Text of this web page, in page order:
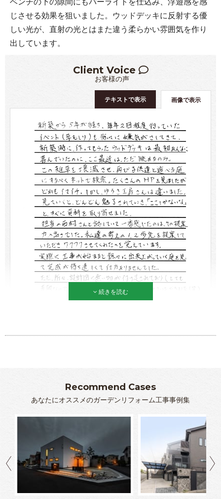
じさせる効果を狙いました。ウッドデッキに反射する優
しい光が、直射の光とはまた違う柔らかい雰囲気を作り
出しています。
Client Voice
お客様の声
画像で表示
テキストで表示
続きを読む
Recommend Cases
あなたにオススメのガーデンリフォーム工事事例集